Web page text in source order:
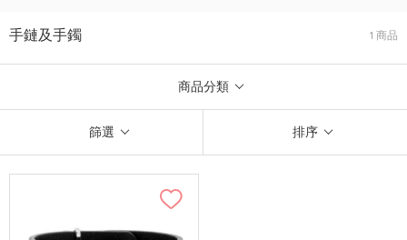
手鏈及手鐲 1 商品
商品分類
篩選 排序